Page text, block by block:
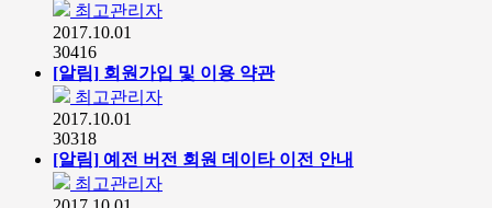
최고관리자
2017.10.01
30416
[알림] 회원가입 및 이용 약관
최고관리자
2017.10.01
30318
[알림] 예전 버전 회원 데이타 이전 안내
최고관리자